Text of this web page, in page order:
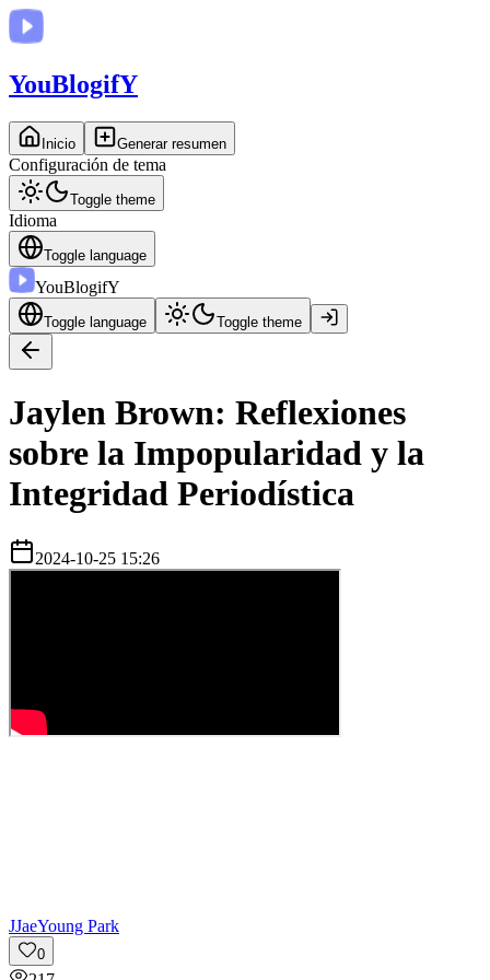
YouBlogifY
Inicio Generar resumen
Configuración de tema
Toggle theme
Idioma
Toggle language
YouBlogifY
Toggle language Toggle theme
Jaylen Brown: Reflexiones
sobre la Impopularidad y la
Integridad Periodística
2024-10-25 15:26
JJaeYoung Park
0